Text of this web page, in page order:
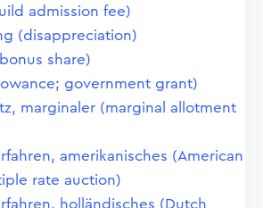
admission fee)
(disappreciation)
share)
government grant)
marginaler (marginal allotment
amerikanisches (American
rate auction)
holländisches (Dutch